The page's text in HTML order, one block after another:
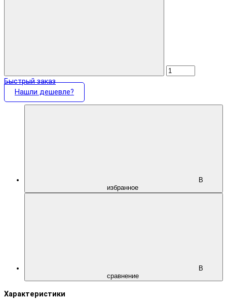
Быстрый заказ
Нашли дешевле?
В
избранное
В
сравнение
Характеристики